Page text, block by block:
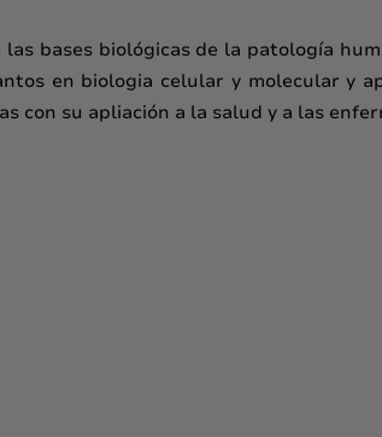
bases biológicas de la patología
en biologia celular y molecular y
con su apliación a la salud y a las